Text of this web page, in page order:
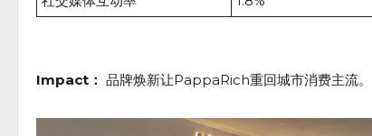
Impact： 品牌焕新让PappaRich重回城市消费主流。